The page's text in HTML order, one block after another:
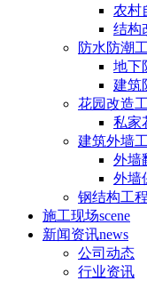
农村
结构
防水防潮
地下
建筑
花园改造
私家
建筑外墙
外墙
外墙
钢结构工程
施工现场scene
新闻资讯news
公司动态
行业资讯